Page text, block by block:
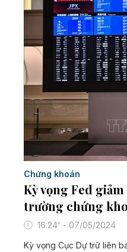
Chứng khoán
Kỳ vọng Fed
trường chứng
16:24' - 07/05/2024
Kỳ vọng Cục Dự trữ liên